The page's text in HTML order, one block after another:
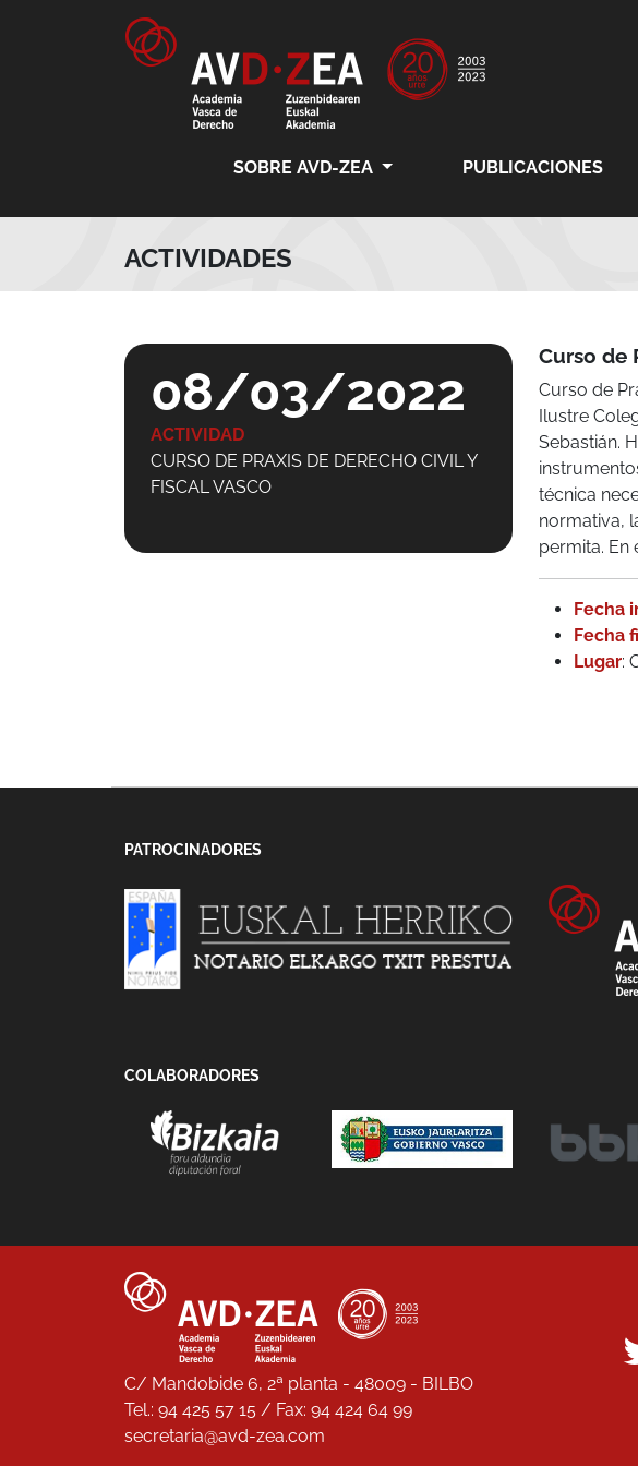
SOBRE AVD-ZEA PUBLICACIONES
ACTIVIDADES
08/03/2022
ACTIVIDAD
CURSO DE PRAXIS DE DERECHO CIVIL Y
FISCAL VASCO
Curso de
Curso de
Ilustre
Sebastián.
técnica
normativa,
permita. En
Fecha
Fecha
Lugar:
PATROCINADORES
COLABORADORES
C/ Mandobide 6, 2ª planta - 48009 - BILBO
Tel.: 94 425 57 15 / Fax: 94 424 64 99
secretaria@avd-zea.com